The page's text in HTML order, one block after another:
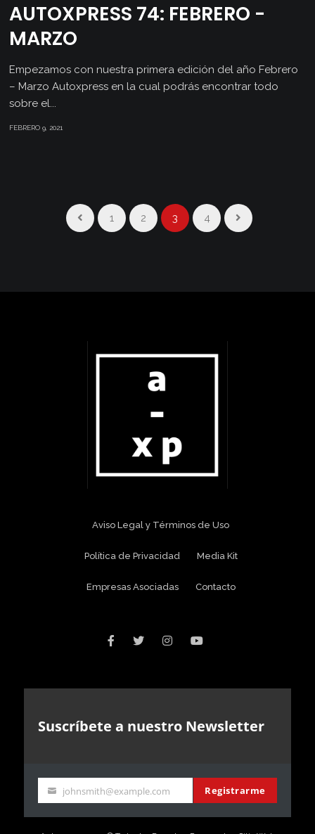
AUTOXPRESS 74: FEBRERO -
MARZO
Empezamos con nuestra primera edición del año Febrero
– Marzo Autoxpress en la cual podrás encontrar todo
sobre el...
FEBRERO 9, 2021
1 2 3 4
Aviso Legal y Términos de Uso
Política de Privacidad Media Kit
Empresas Asociadas Contacto
Suscríbete a nuestro Newsletter
Your
email
johnsmith@example.com Registrarme